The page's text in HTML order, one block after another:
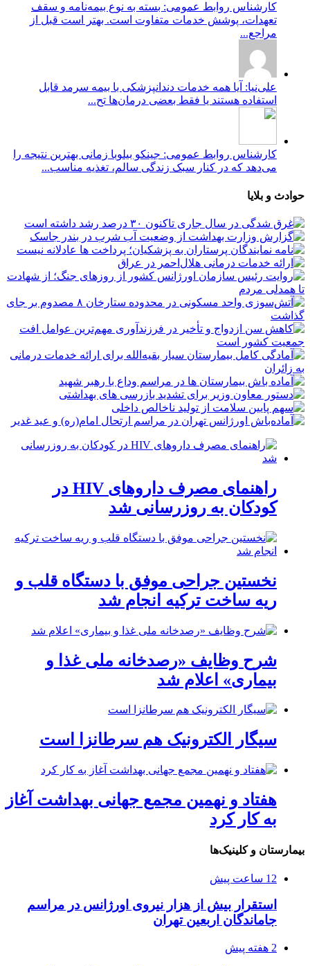
کارشناس روابط عمومی: بسته به نوع بیمه‌نامه و سقف
تعهدات، پوشش خدمات متفاوت است. بهتر است قبل از
مراجع...
علی‌نیا: آیا همه خدمات دندانپزشکی با بیمه سرمد قابل
استفاده هستند یا فقط بعضی درمان‌ها تح...
کارشناس روابط عمومی: جینکو بیلوبا زمانی بهترین نتیجه را
می‌دهد که در کنار سبک زندگی سالم، تغذیه مناسب...
حوادث و بلایا
راهنمای مصرف داروهای HIV در
کودکان به روزرسانی شد
نخستین جراحی موفق با دستگاه قلب و
ریه ساخت ترکیه انجام شد
شرح وظایف «رصدخانه ملی غذا و
بیماری» اعلام شد
سیگار الکترونیک هم سرطانزا است
هفتاد و نهمین مجمع جهانی بهداشت آغاز
به کار کرد
بیمارستان و کلینیک‌ها
12 ساعت پیش
استقرار بیش از هزار نیروی اورژانس در مراسم
جاماندگان اربعین تهران
2 هفته پیش